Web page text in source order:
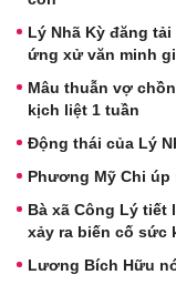
Lý Nhã Kỳ đăng
ứng xử văn minh
Mâu thuẫn vợ
kịch liệt 1 tuần
Động thái của Lý
Phương Mỹ Chi
Bà xã Công Lý
xảy ra biến cố sức
Lương Bích Hữu